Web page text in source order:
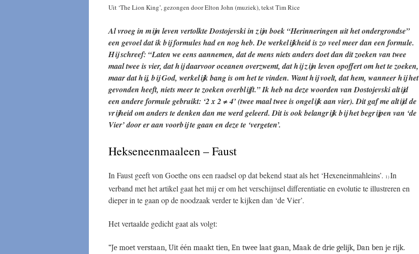
Uit ‘The Lion King’, gezongen door Elton John (muziek), tekst Tim Rice
Al vroeg in mijn leven vertolkte Dostojevski in zijn boek “Herinneringen uit het ondergrondse”
een gevoel dat ik bij formules had en nog heb. De werkelijkheid is zo veel meer dan een formule.
Hij schreef: “Laten we eens aannemen, dat de mens niets anders doet dan dit zoeken van twee
maal twee is vier, dat hij daarvoor oceanen overzwemt, dat hij zijn leven opoffert om het te zoeken,
maar dat hij, bij God, werkelijk bang is om het te vinden. Want hij voelt, dat hem, wanneer hij het
gevonden heeft, niets meer te zoeken overblijft.” Ik heb na deze woorden van Dostojevski altijd
een andere formule gebruikt: ‘2 x 2 ≠ 4’ (twee maal twee is ongelijk aan vier). Dit gaf me altijd de
vrijheid om anders te denken dan me werd geleerd. Dit is ook belangrijk bij het begrijpen van ‘de
Vier’ door er aan voorbij te gaan en deze te ‘vergeten’.
Hekseneenmaaleen – Faust
In Faust geeft von Goethe ons een raadsel op dat bekend staat als het ‘Hexeneinmahleins’. 1)In
verband met het artikel gaat het mij er om het verschijnsel differentiatie en evolutie te illustreren en
dieper in te gaan op de noodzaak verder te kijken dan ‘de Vier’.
Het vertaalde gedicht gaat als volgt:
“Je moet verstaan, Uit één maakt tien, En twee laat gaan, Maak de drie gelijk, Dan ben je rijk.